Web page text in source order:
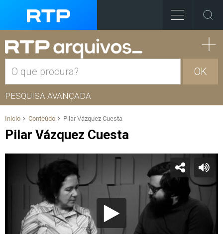
OK
PESQUISA AVANÇADA
Início Conteúdo Pilar Vázquez Cuesta
Pilar Vázquez Cuesta